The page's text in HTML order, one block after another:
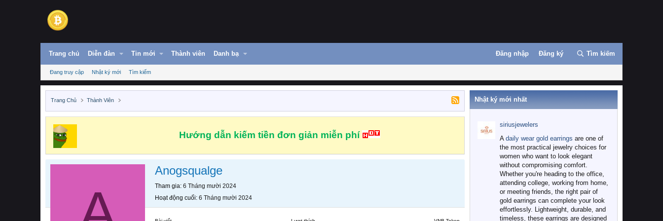
Trang chủ Diễn đàn Tin mới Thành viên Danh bạ Đăng nhập Đăng ký Tìm kiếm
Đang truy cập Nhật ký mới Tìm kiếm
Trang Chủ Thành Viên
Hướng dẫn kiếm tiền đơn giản miễn phí
Anogsqualge
Tham gia 6 Tháng mười 2024
Hoạt động cuối 6 Tháng mười 2024
Nhật ký mới nhất
siriusjewelers
A daily wear gold earrings are one of
the most practical jewelry choices for
women who want to look elegant
without compromising comfort.
Whether you're heading to the office,
attending college, working from home,
or meeting friends, the right pair of
gold earrings can complete your look
effortlessly. Lightweight, durable, and
timeless, these earrings are designed